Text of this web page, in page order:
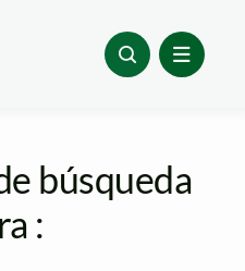
búsqueda
: